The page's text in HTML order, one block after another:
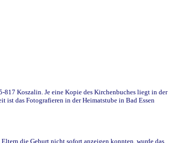
Koszalin. Je eine Kopie des Kirchenbuches liegt in der
ist das Fotografieren in der Heimatstube in Bad Essen
die Geburt nicht sofort anzeigen konnten, wurde das